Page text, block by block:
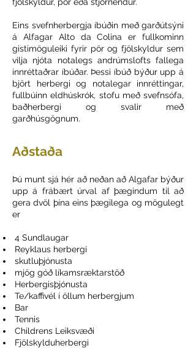
Eins svefnherbergja íbúðin með garðútsýni
á Alfagar Alto da Colina er fullkominn
gistimöguleiki fyrir pör og fjölskyldur sem
vilja njóta notalegs andrúmslofts fallega
innréttaðrar íbúðar. Þessi íbúð býður upp á
björt herbergi og notalegar innréttingar,
fullbúinn eldhúskrók, stofu með svefnsófa,
baðherbergi og svalir með
garðhúsgögnum.
Aðstaða
Þú munt sjá hér að neðan að Algafar býður
upp á frábært úrval af þægindum til að
gera dvöl þína eins þægilega og mögulegt
er
4 Sundlaugar
Reyklaus herbergi
skutluþjónusta
mjög góð líkamsræktarstöð
Herbergisþjónusta
Te/kaffivél í öllum herbergjum
Bar
Tennis
Childrens Leiksvæði
Fjölskylduherbergi